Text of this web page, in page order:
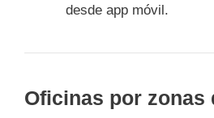
desde app móvil.
Oficinas por zonas